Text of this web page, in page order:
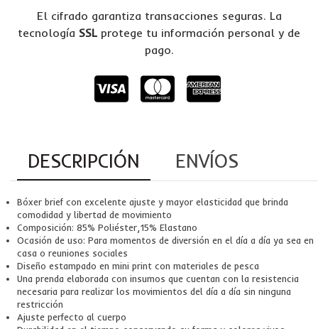
El cifrado garantiza transacciones seguras. La
tecnología SSL protege tu información personal y de
pago.
DESCRIPCIÓN ENVÍOS
Bóxer brief con excelente ajuste y mayor elasticidad que brinda
comodidad y libertad de movimiento
Composición: 85% Poliéster,15% Elastano
Ocasión de uso: Para momentos de diversión en el día a día ya sea en
casa o reuniones sociales
Diseño estampado en mini print con materiales de pesca
Una prenda elaborada con insumos que cuentan con la resistencia
necesaria para realizar los movimientos del día a día sin ninguna
restricción
Ajuste perfecto al cuerpo